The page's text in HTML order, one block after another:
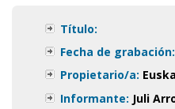
Título:
Fecha de grabación:
Propietario/a:
Informante: Juli